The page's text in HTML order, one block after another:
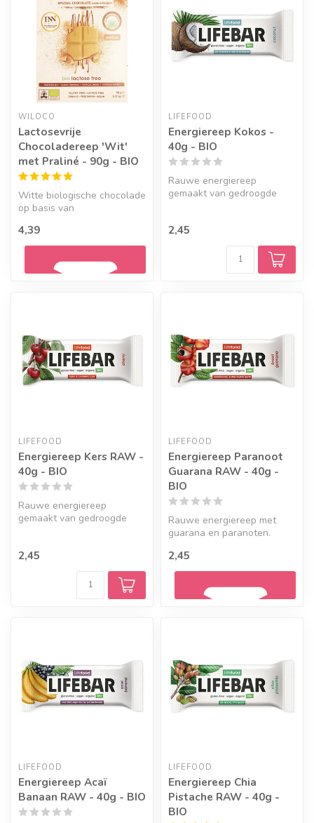
WILOCO
Lactosevrije
Chocoladereep 'Wit'
met Praliné - 90g - BIO
Witte biologische chocolade
op basis van
praliné.
4,39
LIFEFOOD
Energiereep Kokos -
40g - BIO
Rauwe energiereep
gemaakt van gedroogde
2,45
LIFEFOOD
Energiereep Kers RAW -
40g - BIO
Rauwe energiereep
gemaakt van gedroogde
2,45
LIFEFOOD
Energiereep Paranoot
Guarana RAW - 40g -
BIO
Rauwe energiereep met
guarana en paranoten.
cafeïnegehal...
2,45
LIFEFOOD
Energiereep Acaï
Banaan RAW - 40g - BIO
LIFEFOOD
Energiereep Chia
Pistache RAW - 40g -
BIO